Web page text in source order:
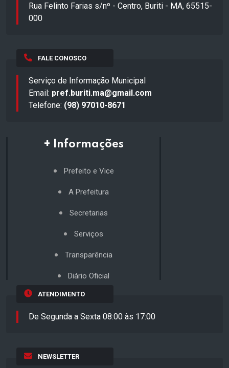
Rua Felinto Farias s/nº - Centro, Buriti - MA, 65515-
000
FALE CONOSCO
Serviço de Informação Municipal
Email: pref.buriti.ma@gmail.com
Telefone: (98) 97010-8671
+ Informações
Prefeito e Vice
A Prefeitura
Secretarias
Serviços
Transparência
Diário Oficial
ATENDIMENTO
De Segunda a Sexta 08:00 às 17:00
NEWSLETTER